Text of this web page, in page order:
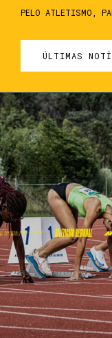
PELO ATLETISMO,
ÚLTIMAS